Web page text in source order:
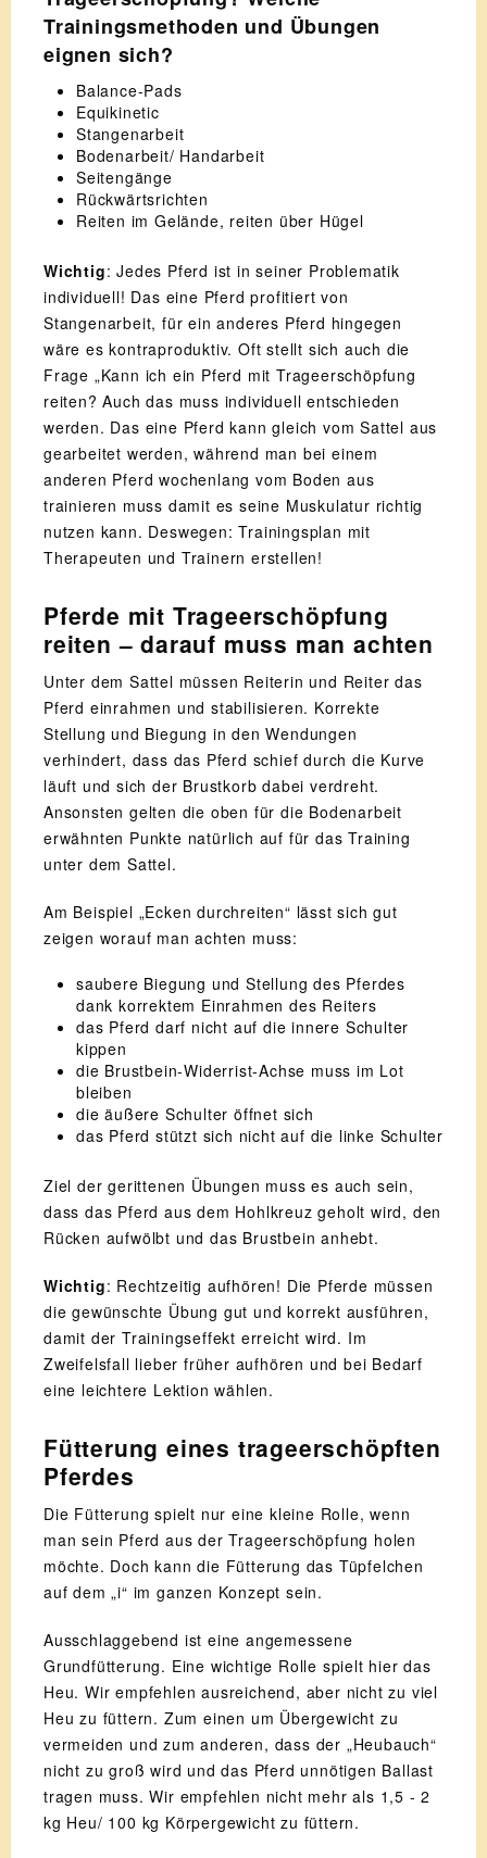
Trainingsmethoden und Übungen
eignen sich?
Balance-Pads
Equikinetic
Stangenarbeit
Bodenarbeit/ Handarbeit
Seitengänge
Rückwärtsrichten
Reiten im Gelände, reiten über Hügel
Wichtig: Jedes Pferd ist in seiner Problematik
individuell! Das eine Pferd profitiert von
Stangenarbeit, für ein anderes Pferd hingegen
wäre es kontraproduktiv. Oft stellt sich auch die
Frage „Kann ich ein Pferd mit Trageerschöpfung
reiten? Auch das muss individuell entschieden
werden. Das eine Pferd kann gleich vom Sattel aus
gearbeitet werden, während man bei einem
anderen Pferd wochenlang vom Boden aus
trainieren muss damit es seine Muskulatur richtig
nutzen kann. Deswegen: Trainingsplan mit
Therapeuten und Trainern erstellen!
Pferde mit Trageerschöpfung
reiten – darauf muss man achten
Unter dem Sattel müssen Reiterin und Reiter das
Pferd einrahmen und stabilisieren. Korrekte
Stellung und Biegung in den Wendungen
verhindert, dass das Pferd schief durch die Kurve
läuft und sich der Brustkorb dabei verdreht.
Ansonsten gelten die oben für die Bodenarbeit
erwähnten Punkte natürlich auf für das Training
unter dem Sattel.
Am Beispiel „Ecken durchreiten“ lässt sich gut
zeigen worauf man achten muss:
saubere Biegung und Stellung des Pferdes
dank korrektem Einrahmen des Reiters
das Pferd darf nicht auf die innere Schulter
kippen
die Brustbein-Widerrist-Achse muss im Lot
bleiben
die äußere Schulter öffnet sich
das Pferd stützt sich nicht auf die linke Schulter
Ziel der gerittenen Übungen muss es auch sein,
dass das Pferd aus dem Hohlkreuz geholt wird, den
Rücken aufwölbt und das Brustbein anhebt.
Wichtig: Rechtzeitig aufhören! Die Pferde müssen
die gewünschte Übung gut und korrekt ausführen,
damit der Trainingseffekt erreicht wird. Im
Zweifelsfall lieber früher aufhören und bei Bedarf
eine leichtere Lektion wählen.
Fütterung eines trageerschöpften
Pferdes
Die Fütterung spielt nur eine kleine Rolle, wenn
man sein Pferd aus der Trageerschöpfung holen
möchte. Doch kann die Fütterung das Tüpfelchen
auf dem „i“ im ganzen Konzept sein.
Ausschlaggebend ist eine angemessene
Grundfütterung. Eine wichtige Rolle spielt hier das
Heu. Wir empfehlen ausreichend, aber nicht zu viel
Heu zu füttern. Zum einen um Übergewicht zu
vermeiden und zum anderen, dass der „Heubauch“
nicht zu groß wird und das Pferd unnötigen Ballast
tragen muss. Wir empfehlen nicht mehr als 1,5 - 2
kg Heu/ 100 kg Körpergewicht zu füttern.